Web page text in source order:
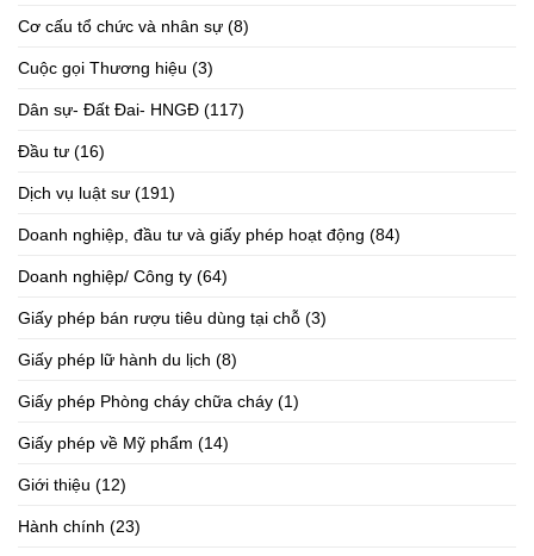
Cơ cấu tổ chức và nhân sự (8)
Cuộc gọi Thương hiệu (3)
Dân sự- Đất Đai- HNGĐ (117)
Đầu tư (16)
Dịch vụ luật sư (191)
Doanh nghiệp, đầu tư và giấy phép hoạt động (84)
Doanh nghiệp/ Công ty (64)
Giấy phép bán rượu tiêu dùng tại chỗ (3)
Giấy phép lữ hành du lịch (8)
Giấy phép Phòng cháy chữa cháy (1)
Giấy phép về Mỹ phẩm (14)
Giới thiệu (12)
Hành chính (23)